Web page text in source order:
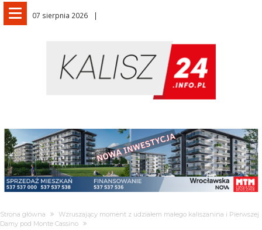
07 sierpnia 2026
Strona główna
Wzruszający moment z udziałem małego kaliszanina i Pierwszej
Damy pod Monte Cassino